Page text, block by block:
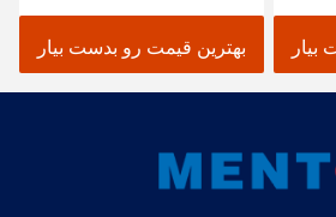
بهترین قیمت رو بدست بیار